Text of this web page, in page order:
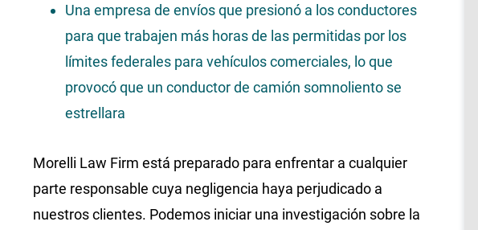
Una empresa de envíos que presionó a los conductores
para que trabajen más horas de las permitidas por los
límites federales para vehículos comerciales, lo que
provocó que un conductor de camión somnoliento se
estrellara
Morelli Law Firm está preparado para enfrentar a cualquier
parte responsable cuya negligencia haya perjudicado a
nuestros clientes. Podemos iniciar una investigación sobre la